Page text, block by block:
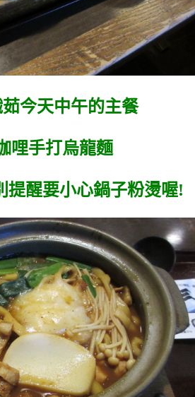
今天中午的主餐
哩手打烏龍麵
提醒要小心鍋子粉燙喔!